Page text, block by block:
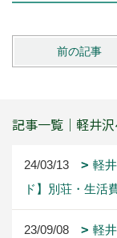
前の記事
記事一覧｜軽井
24/03/13
軽
ド】別荘・生活
23/09/08
軽